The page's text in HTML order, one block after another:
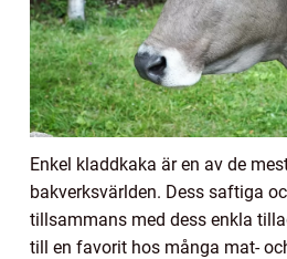
Enkel kladdkaka är en av de
bakverksvärlden. Dess saftiga
tillsammans med dess enkla
till en favorit hos många mat-